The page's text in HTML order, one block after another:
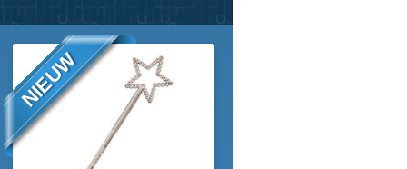
NIEUW